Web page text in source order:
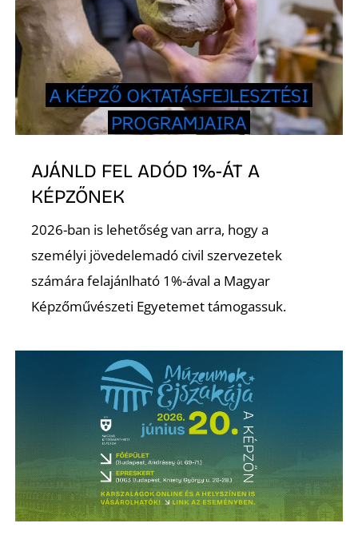
AJÁNLD FEL ADÓD 1%-ÁT A
KÉPZŐNEK
2026-ban is lehetőség van arra, hogy a
személyi jövedelemadó civil szervezetek
számára felajánlható 1%-ával a Magyar
Képzőművészeti Egyetemet támogassuk.